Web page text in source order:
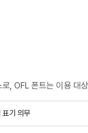
폰트는 이용 대
표기 의무
무)에 의거하여 비밀이 보장되며,